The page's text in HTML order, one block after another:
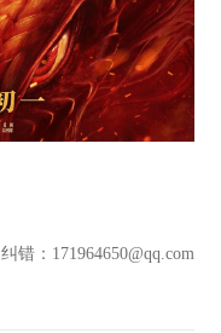
纠错：171964650@qq.com